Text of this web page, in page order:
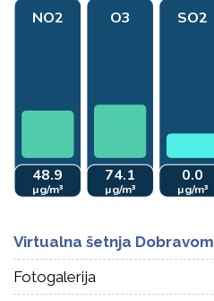
Virtualna šetnja Dobravom
Fotogalerija